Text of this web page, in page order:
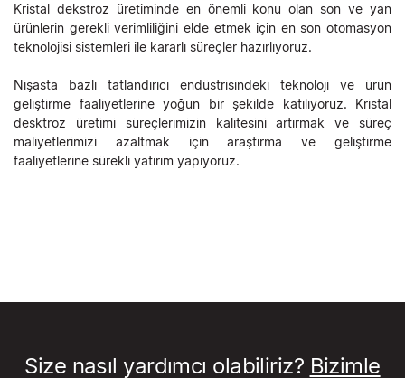
Kristal dekstroz üretiminde en önemli konu olan son ve yan
ürünlerin gerekli verimliliğini elde etmek için en son otomasyon
teknolojisi sistemleri ile kararlı süreçler hazırlıyoruz.
Nişasta bazlı tatlandırıcı endüstrisindeki teknoloji ve ürün
geliştirme faaliyetlerine yoğun bir şekilde katılıyoruz. Kristal
desktroz üretimi süreçlerimizin kalitesini artırmak ve süreç
maliyetlerimizi azaltmak için araştırma ve geliştirme
faaliyetlerine sürekli yatırım yapıyoruz.
Size nasıl yardımcı olabiliriz? Bizimle